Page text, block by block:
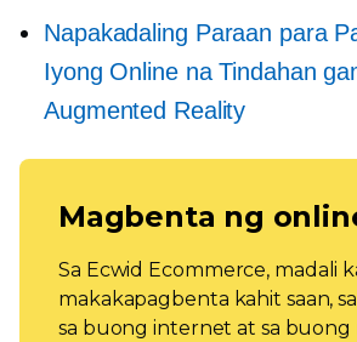
Napakadaling Paraan para
Iyong Online na Tindahan
Augmented Reality
Magbenta ng
Sa Ecwid Ecommerce, madali
makakapagbenta kahit saan,
sa buong internet at sa buong